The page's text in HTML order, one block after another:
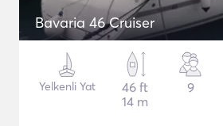
Bavaria 46 Cruiser
Yelkenli Yat
46 ft
14 m
9